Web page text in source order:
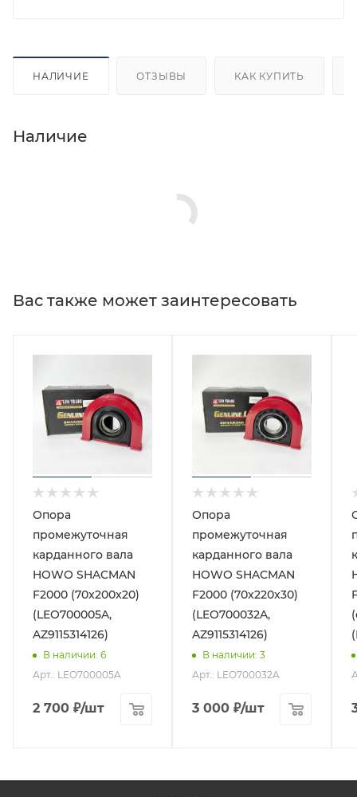
НАЛИЧИЕ ОТЗЫВЫ КАК КУПИТЬ
Наличие
Вас также может заинтересовать
Опора
промежуточная
карданного вала
HOWO SHACMAN
F2000 (70x200x20)
(LEO700005A,
AZ9115314126)
В наличии: 6
Арт.: LEO700005A
2 700 ₽/шт
Опора
промежуточная
карданного вала
HOWO SHACMAN
F2000 (70x220x30)
(LEO700032A,
AZ9115314126)
В наличии: 3
Арт.: LEO700032A
3 000 ₽/шт